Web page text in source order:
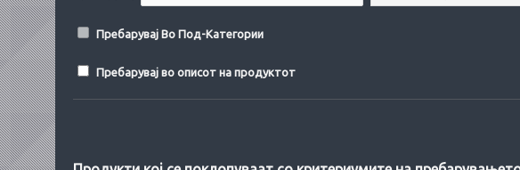
Пребарувај Во Под-Категории
Пребарувај во описот на продуктот